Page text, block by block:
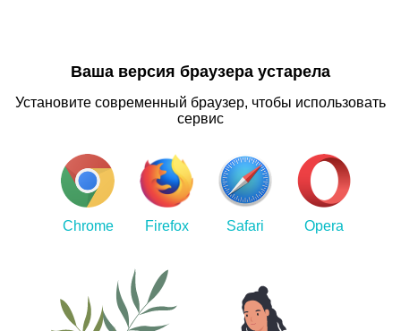
Ваша версия браузера устарела
Установите современный браузер, чтобы использовать
сервис
Chrome Firefox Safari Opera